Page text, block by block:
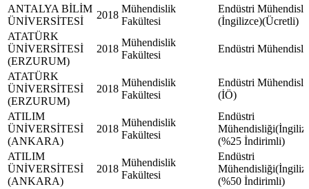
ANTALYA BİLİM
ÜNİVERSİTESİ
2018
Mühendislik
Fakültesi
Endüstri
(İngilizce)(Ücretli)
ATATÜRK
ÜNİVERSİTESİ
(ERZURUM)
2018
Mühendislik
Fakültesi
Endüstri
ATATÜRK
ÜNİVERSİTESİ
(ERZURUM)
2018
Mühendislik
Fakültesi
Endüstri
(İÖ)
ATILIM
ÜNİVERSİTESİ
(ANKARA)
2018
Mühendislik
Fakültesi
Endüstri
(%25 İndirimli)
ATILIM
ÜNİVERSİTESİ
(ANKARA)
2018
Mühendislik
Fakültesi
Endüstri
(%50 İndirimli)